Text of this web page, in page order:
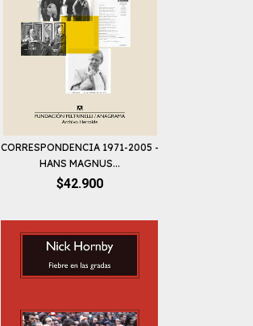
CORRESPONDENCIA 1971-2005 -
HANS MAGNUS...
$42.900